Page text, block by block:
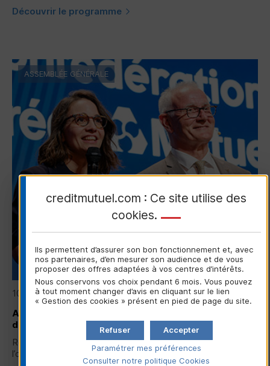
Découvrir le programme
10/06/2026
Assemblée générale de la Confédération Nationale
du Crédit Mutuel 2026
Revivez les temps forts de l’assemblée générale 2026 de
l’organe central du groupe Crédit Mutuel...
ASSEMBLÉE GÉNÉRALE
creditmutuel.com : Ce site utilise des
cookies.
Ils permettent d’assurer son bon fonctionnement et, avec
nos partenaires, d’en mesurer son audience et de vous
proposer des offres adaptées à vos centres d’intérêts.
Nous conservons vos choix pendant 6 mois. Vous pouvez
à tout moment changer d’avis en cliquant sur le lien
« Gestion des cookies » présent en pied de page du site.
Accepter
Refuser
Paramétrer mes préférences
Consulter notre politique Cookies